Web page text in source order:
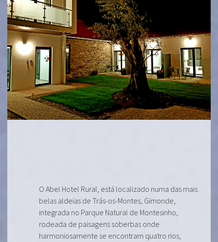
O Abel Hotel Rural, está localizado numa das mais
belas aldeias de Trás-os-Montes, Gimonde,
integrada no Parque Natural de Montesinho,
rodeada de paisagens soberbas onde
harmoniosamente se encontram quatro rios,